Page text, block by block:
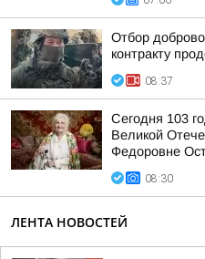
Отбор
контракту
08:37
Сегодня 103
Великой
Федоровне
08:30
ЛЕНТА НОВОСТЕЙ